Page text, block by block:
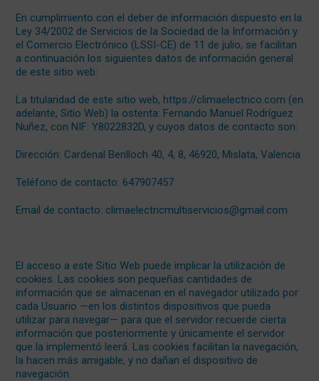
En cumplimiento con el deber de información dispuesto en la
Ley 34/2002 de Servicios de la Sociedad de la Información y
el Comercio Electrónico (LSSI-CE) de 11 de julio, se facilitan
a continuación los siguientes datos de información general
de este sitio web:
La titularidad de este sitio web, https://climaelectrico.com (en
adelante, Sitio Web) la ostenta: Fernando Manuel Rodríguez
Nuñez, con NIF: Y8022832D, y cuyos datos de contacto son:
Dirección: Cardenal Benlloch 40, 4, 8, 46920, Mislata, Valencia
Teléfono de contacto: 647907457
Email de contacto: climaelectricmultiservicios@gmail.com
El acceso a este Sitio Web puede implicar la utilización de
cookies. Las cookies son pequeñas cantidades de
información que se almacenan en el navegador utilizado por
cada Usuario —en los distintos dispositivos que pueda
utilizar para navegar— para que el servidor recuerde cierta
información que posteriormente y únicamente el servidor
que la implementó leerá. Las cookies facilitan la navegación,
la hacen más amigable, y no dañan el dispositivo de
navegación.